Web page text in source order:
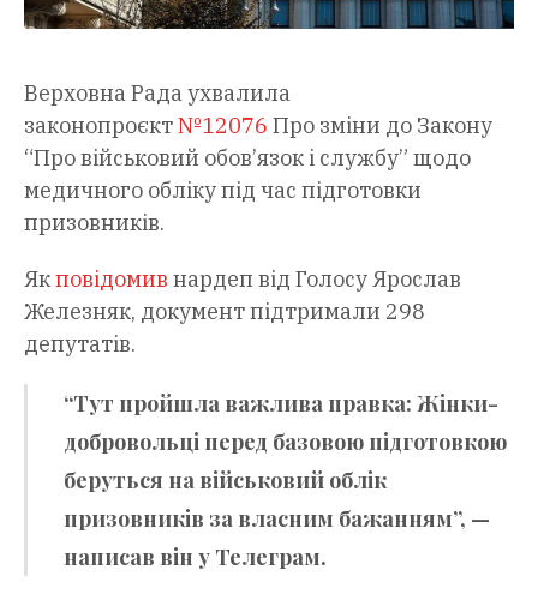
Верховна Рада ухвалила
законопроєкт№12076 Про зміни до Закону
“Про військовий обов’язок і службу” щодо
медичного обліку під час підготовки
призовників.
Якповідомив нардеп від Голосу Ярослав
Железняк, документ підтримали 298
депутатів.
“Тут пройшла важлива правка: Жінки-
добровольці перед базовою підготовкою
беруться на військовий облік
призовників за власним бажанням”, —
написав він у Телеграм.